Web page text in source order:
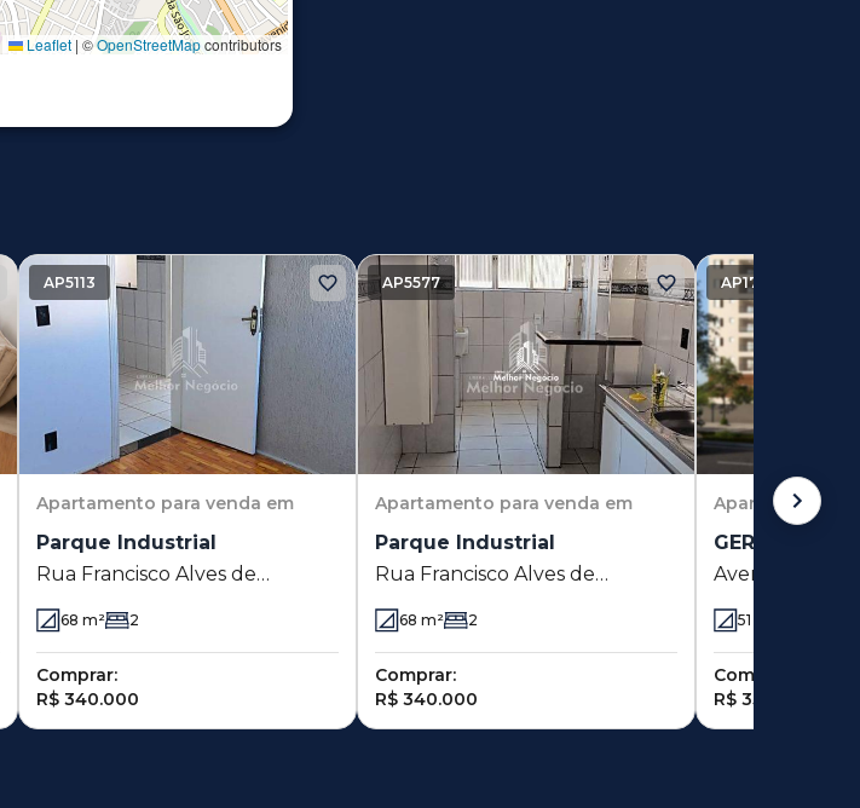
Leaflet | ©OpenStreetMapcontributors
AP5113
Apartamento para venda em
Parque Industrial
Rua Francisco Alves de
- Campinas - SP
68 m² 2
Comprar:
R$ 340.000
AP5577
Apartamento para venda em
Parque Industrial
Rua Francisco Alves de
- Campinas - SP
68 m² 2
Comprar:
R$ 340.000
AP17280
Apartamento
GERAL - Swift
Avenida Jorge
51
Comprar:
R$ 350.000